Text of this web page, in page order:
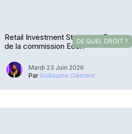
DE QUEL DROIT ?
Retail Investment Strategy – Feu vert
de la commission Econ
Mardi 23 Juin 2026
Par Guillaume Clément